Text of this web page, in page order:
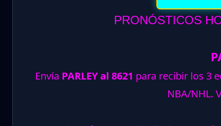
PRONÓSTICOS
Envía PARLEY al 8621 para recibir los 3
NBA/NHL.